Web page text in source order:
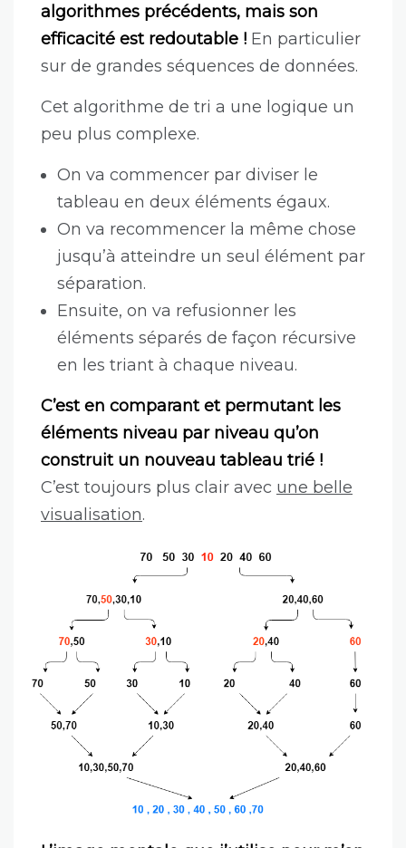
algorithmes précédents, mais son
efficacité est redoutable ! En particulier
sur de grandes séquences de données.
Cet algorithme de tri a une logique un
peu plus complexe.
On va commencer par diviser le
tableau en deux éléments égaux.
On va recommencer la même chose
jusqu’à atteindre un seul élément par
séparation.
Ensuite, on va refusionner les
éléments séparés de façon récursive
en les triant à chaque niveau.
C’est en comparant et permutant les
éléments niveau par niveau qu’on
construit un nouveau tableau trié !
C’est toujours plus clair avec une belle
visualisation.